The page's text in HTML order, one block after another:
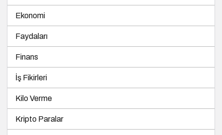
Ekonomi
Faydaları
Finans
İş Fikirleri
Kilo Verme
Kripto Paralar